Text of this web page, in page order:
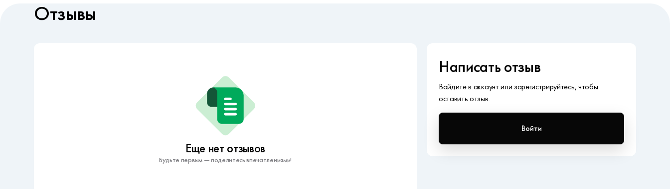
Отзывы
Еще нет отзывов
Будьте первым — поделитесь впечатлениями!
Написать отзыв
Войдите в аккаунт или зарегистрируйтесь, чтобы
оставить отзыв.
Войти